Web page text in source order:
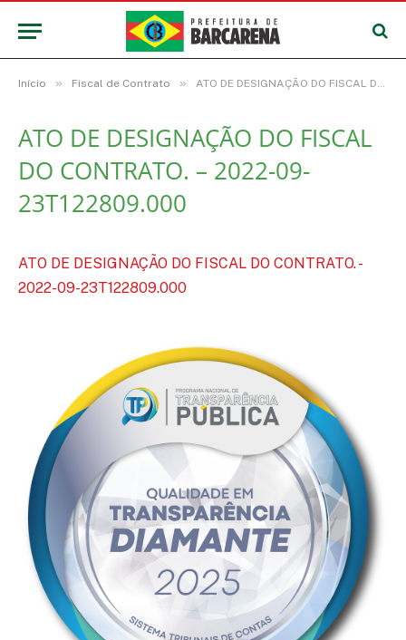
Início » Fiscal de Contrato » ATO DE DESIGNAÇÃO DO FISCAL DO CONTRATO. – 2022-09-23T122809.000
ATO DE DESIGNAÇÃO DO FISCAL
DO CONTRATO. – 2022-09-
23T122809.000
ATO DE DESIGNAÇÃO DO FISCAL DO CONTRATO. -
2022-09-23T122809.000